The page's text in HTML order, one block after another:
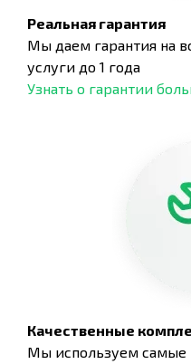
Реальная гарантия
Мы даем гарантия на
услуги до 1 года
Узнать о гарантии
Качественные
Мы используем самые